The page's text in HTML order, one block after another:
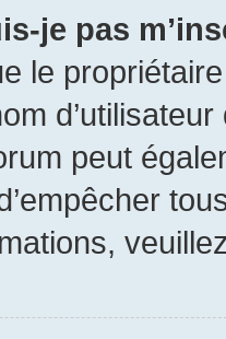
je pas
le
peut